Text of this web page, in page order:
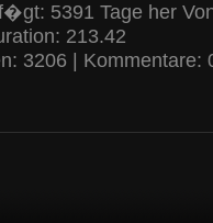
5391 Tage her
213.42
3206 | Kommentare: